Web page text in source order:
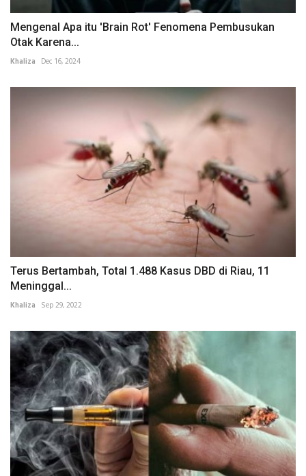
Mengenal Apa itu 'Brain Rot' Fenomena Pembusukan
Otak Karena...
Khaliza Dec 16, 2024
Terus Bertambah, Total 1.488 Kasus DBD di Riau, 11
Meninggal...
Khaliza Sep 29, 2022